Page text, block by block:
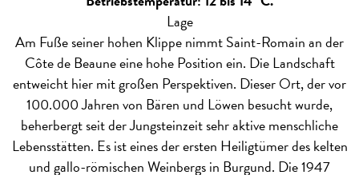
Lage
Am Fuße seiner hohen Klippe nimmt Saint-Romain an der
Côte de Beaune eine hohe Position ein. Die Landschaft
entweicht hier mit großen Perspektiven. Dieser Ort, der vor
100.000 Jahren von Bären und Löwen besucht wurde,
beherbergt seit der Jungsteinzeit sehr aktive menschliche
Lebensstätten. Es ist eines der ersten Heiligtümer des kelten
und gallo-römischen Weinbergs in Burgund. Die 1947